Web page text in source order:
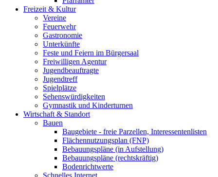
Freizeit & Kultur
Vereine
Feuerwehr
Gastronomie
Unterkünfte
Feste und Feiern im Bürgersaal
Freiwilligen Agentur
Jugendbeauftragte
Jugendtreff
Spielplätze
Sehenswürdigkeiten
Gymnastik und Kinderturnen
Wirtschaft & Standort
Bauen
Baugebiete - freie Parzellen, Interessentenlisten
Flächennutzungsplan (FNP)
Bebauungspläne (in Aufstellung)
Bebauungspläne (rechtskräftig)
Bodenrichtwerte
Schnelles Internet